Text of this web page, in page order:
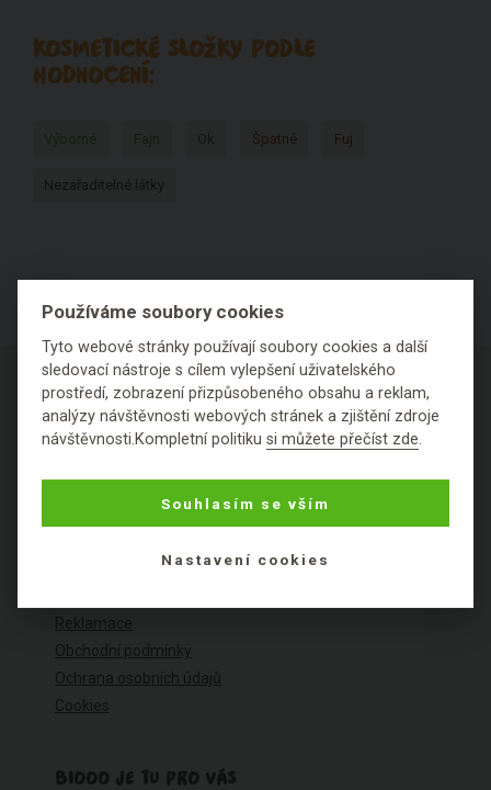
KOSMETICKÉ SLOŽKY PODLE
HODNOCENÍ:
Výborné Fajn Ok Špatné Fuj
Nezařaditelné látky
Výhody nákupu u nás
Reklamace
Obchodní podmínky
Ochrana osobních údajů
Cookies
BIOOO JE TU PRO VÁS
Používáme soubory cookies
Tyto webové stránky používají soubory cookies a další
sledovací nástroje s cílem vylepšení uživatelského
prostředí, zobrazení přizpůsobeného obsahu a reklam,
analýzy návštěvnosti webových stránek a zjištění zdroje
návštěvnosti.Kompletní politikusi můžete přečíst zde.
Souhlasím se vším
Nastavení cookies